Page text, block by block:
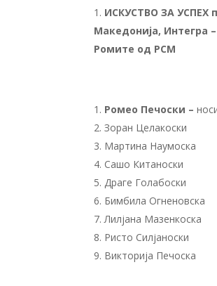
ИСКУСТВО ЗА УСПЕХ
Македонија, Интегра
Ромите од РСМ
Ромео Печоски –
Зоран Целакоски
Мартина Наумоска
Сашо Китаноски
Драге Голабоски
Бимбила Огненовска
Лилјана Мазенкоска
Ристо Силјаноски
Викторија Печоска